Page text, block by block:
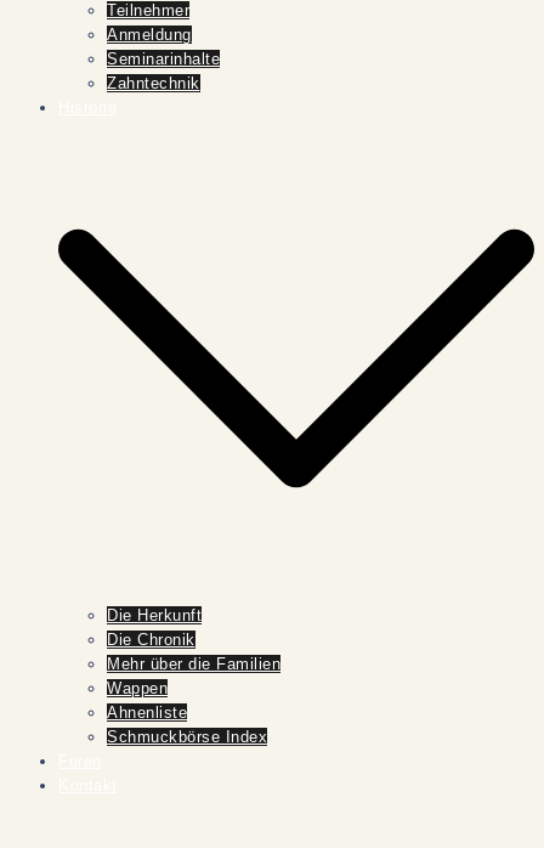
Teilnehmer
Anmeldung
Seminarinhalte
Zahntechnik
Die Herkunft
Die Chronik
Mehr über die Familien
Wappen
Ahnenliste
Schmuckbörse Index